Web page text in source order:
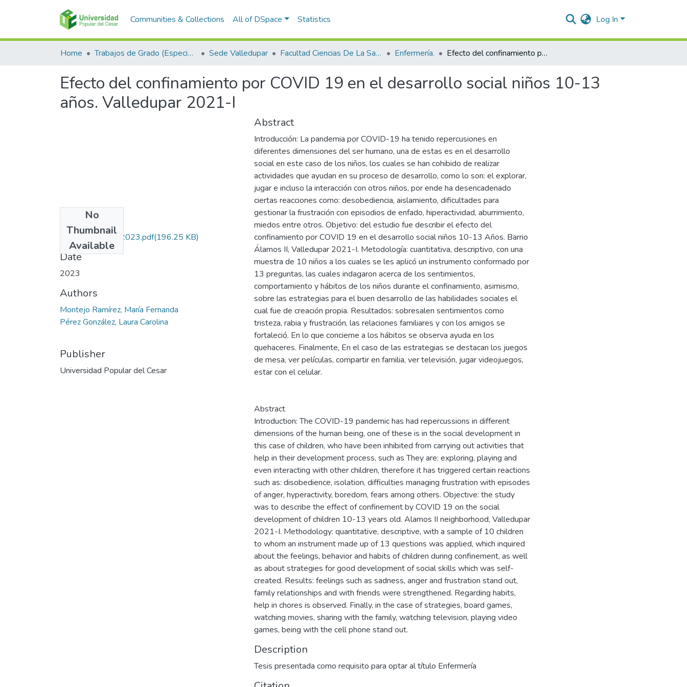
Communities & Collections All of DSpace Statistics Log In
Home Trabajos de Grado (Especializaciones y Pregrados) Sede Valledupar Facultad Ciencias De La Salud. Enfermería. Efecto del confinamiento por COVID 19 en el desarrollo social niños 10-13 años. Valledupar 2021-I
Efecto del confinamiento por COVID 19 en el desarrollo social niños 10-13
años. Valledupar 2021-I
No
Thumbnail
Available
MontejoRamírez.2023.pdf(196.25 KB)
Date
2023
Authors
Montejo Ramírez, María Fernanda
Pérez González, Laura Carolina
Publisher
Universidad Popular del Cesar
Abstract
Introducción: La pandemia por COVID-19 ha tenido repercusiones en
diferentes dimensiones del ser humano, una de estas es en el desarrollo
social en este caso de los niños, los cuales se han cohibido de realizar
actividades que ayudan en su proceso de desarrollo, como lo son: el explorar,
jugar e incluso la interacción con otros niños, por ende ha desencadenado
ciertas reacciones como: desobediencia, aislamiento, dificultades para
gestionar la frustración con episodios de enfado, hiperactividad, aburrimiento,
miedos entre otros. Objetivo: del estudio fue describir el efecto del
confinamiento por COVID 19 en el desarrollo social niños 10-13 Años. Barrio
Álamos II, Valledupar 2021-I. Metodología: cuantitativa, descriptivo, con una
muestra de 10 niños a los cuales se les aplicó un instrumento conformado por
13 preguntas, las cuales indagaron acerca de los sentimientos,
comportamiento y hábitos de los niños durante el confinamiento, asimismo,
sobre las estrategias para el buen desarrollo de las habilidades sociales el
cual fue de creación propia. Resultados: sobresalen sentimientos como
tristeza, rabia y frustración, las relaciones familiares y con los amigos se
fortaleció. En lo que concierne a los hábitos se observa ayuda en los
quehaceres. Finalmente, En el caso de las estrategias se destacan los juegos
de mesa, ver películas, compartir en familia, ver televisión, jugar videojuegos,
estar con el celular.
Abstract
Introduction: The COVID-19 pandemic has had repercussions in different
dimensions of the human being, one of these is in the social development in
this case of children, who have been inhibited from carrying out activities that
help in their development process, such as They are: exploring, playing and
even interacting with other children, therefore it has triggered certain reactions
such as: disobedience, isolation, difficulties managing frustration with episodes
of anger, hyperactivity, boredom, fears among others. Objective: the study
was to describe the effect of confinement by COVID 19 on the social
development of children 10-13 years old. Alamos II neighborhood, Valledupar
2021-I. Methodology: quantitative, descriptive, with a sample of 10 children
to whom an instrument made up of 13 questions was applied, which inquired
about the feelings, behavior and habits of children during confinement, as well
as about strategies for good development of social skills which was self-
created. Results: feelings such as sadness, anger and frustration stand out,
family relationships and with friends were strengthened. Regarding habits,
help in chores is observed. Finally, in the case of strategies, board games,
watching movies, sharing with the family, watching television, playing video
games, being with the cell phone stand out.
Description
Tesis presentada como requisito para optar al título Enfermería